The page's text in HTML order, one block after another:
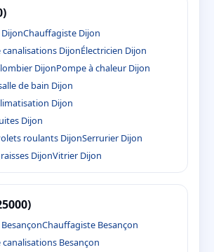
Chauffagiste Dijon
DijonÉlectricien Dijon
DijonPompe à chaleur Dijon
de bain Dijon
Dijon
Dijon
roulants DijonSerrurier Dijon
DijonVitrier Dijon
Chauffagiste Besançon
Besançon